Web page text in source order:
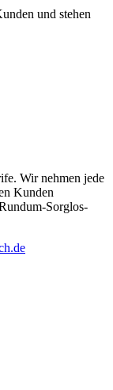
und stehen
Wir nehmen jede
Kunden
Sorglos-